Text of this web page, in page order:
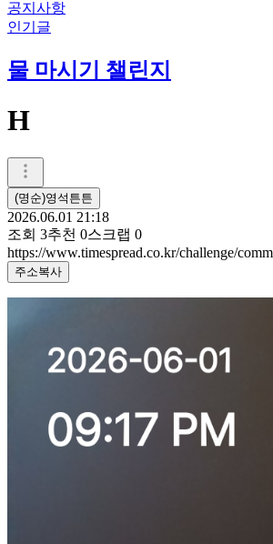
공지사항
인기글
물 마시기 챌린지
H
(명순)영석튼튼
2026.06.01 21:18
조회 3추천 0스크랩 0
https://www.timespread.co.kr/challenge/
주소복사